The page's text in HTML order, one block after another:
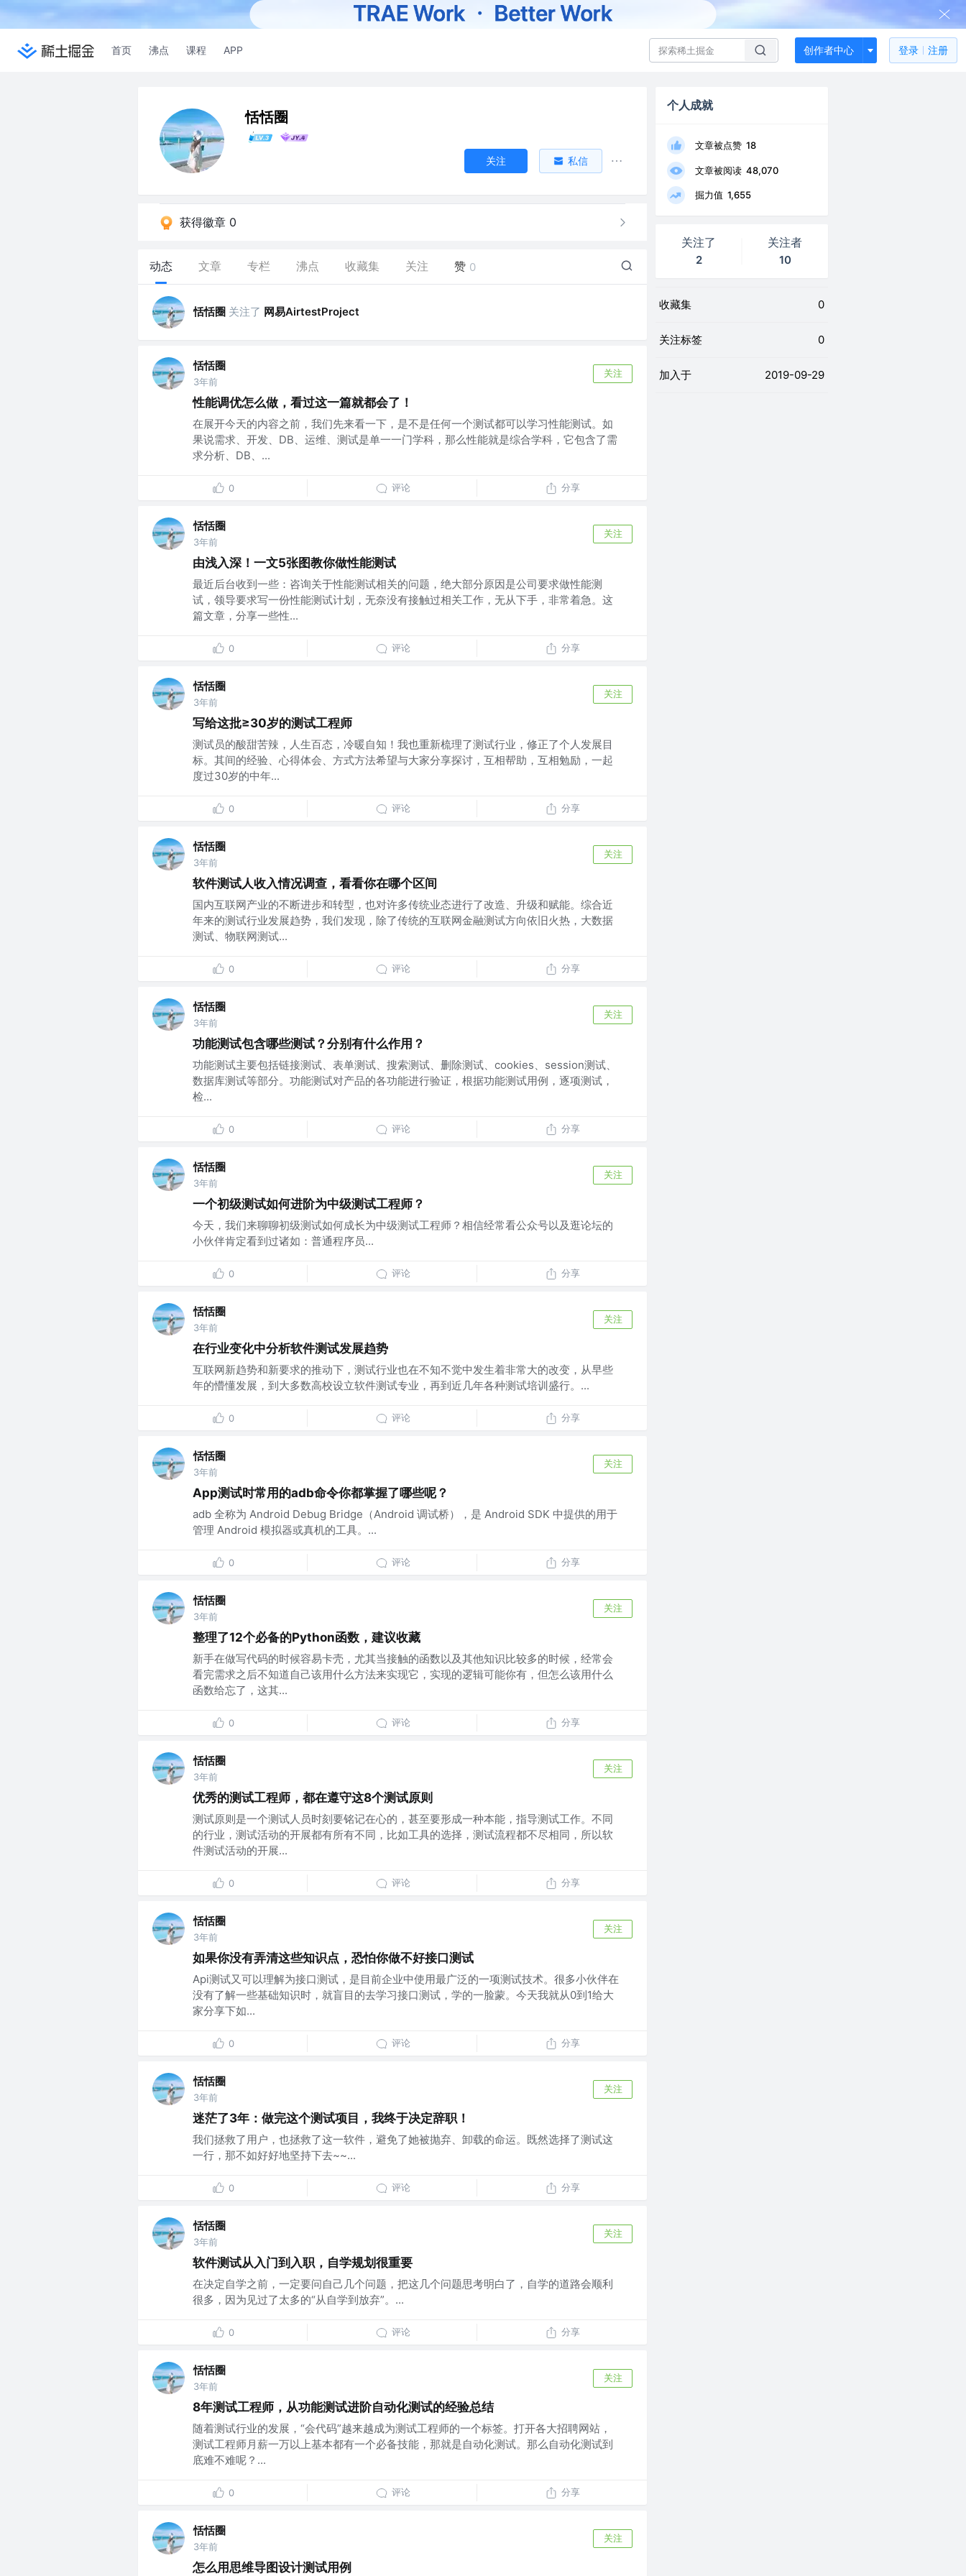
首页 沸点 课程 APP 创作者中心 登录 注册
恬恬圈
关注 私信
获得徽章 0
动态 文章 专栏 沸点 收藏集 关注 赞 0
恬恬圈 关注了 网易AirtestProject
恬恬圈
3年前
关注
性能调优怎么做，看过这一篇就都会了！
在展开今天的内容之前，我们先来看一下，是不是任何一个测试都可以学习性能测试。如
果说需求、开发、DB、运维、测试是单一一门学科，那么性能就是综合学科，它包含了需
求分析、DB、...
0 评论 分享
恬恬圈
3年前
关注
由浅入深！一文5张图教你做性能测试
最近后台收到一些：咨询关于性能测试相关的问题，绝大部分原因是公司要求做性能测
试，领导要求写一份性能测试计划，无奈没有接触过相关工作，无从下手，非常着急。这
篇文章，分享一些性...
0 评论 分享
恬恬圈
3年前
关注
写给这批≥30岁的测试工程师
测试员的酸甜苦辣，人生百态，冷暖自知！我也重新梳理了测试行业，修正了个人发展目
标。其间的经验、心得体会、方式方法希望与大家分享探讨，互相帮助，互相勉励，一起
度过30岁的中年...
0 评论 分享
恬恬圈
3年前
关注
软件测试人收入情况调查，看看你在哪个区间
国内互联网产业的不断进步和转型，也对许多传统业态进行了改造、升级和赋能。综合近
年来的测试行业发展趋势，我们发现，除了传统的互联网金融测试方向依旧火热，大数据
测试、物联网测试...
0 评论 分享
恬恬圈
3年前
关注
功能测试包含哪些测试？分别有什么作用？
功能测试主要包括链接测试、表单测试、搜索测试、删除测试、cookies、session测试、
数据库测试等部分。功能测试对产品的各功能进行验证，根据功能测试用例，逐项测试，
检...
0 评论 分享
恬恬圈
3年前
关注
一个初级测试如何进阶为中级测试工程师？
今天，我们来聊聊初级测试如何成长为中级测试工程师？相信经常看公众号以及逛论坛的
小伙伴肯定看到过诸如：普通程序员...
0 评论 分享
恬恬圈
3年前
关注
在行业变化中分析软件测试发展趋势
互联网新趋势和新要求的推动下，测试行业也在不知不觉中发生着非常大的改变，从早些
年的懵懂发展，到大多数高校设立软件测试专业，再到近几年各种测试培训盛行。...
0 评论 分享
恬恬圈
3年前
关注
App测试时常用的adb命令你都掌握了哪些呢？
adb 全称为 Android Debug Bridge（Android 调试桥），是 Android SDK 中提供的用于
管理 Android 模拟器或真机的工具。...
0 评论 分享
恬恬圈
3年前
关注
整理了12个必备的Python函数，建议收藏
新手在做写代码的时候容易卡壳，尤其当接触的函数以及其他知识比较多的时候，经常会
看完需求之后不知道自己该用什么方法来实现它，实现的逻辑可能你有，但怎么该用什么
函数给忘了，这其...
0 评论 分享
恬恬圈
3年前
关注
优秀的测试工程师，都在遵守这8个测试原则
测试原则是一个测试人员时刻要铭记在心的，甚至要形成一种本能，指导测试工作。不同
的行业，测试活动的开展都有所有不同，比如工具的选择，测试流程都不尽相同，所以软
件测试活动的开展...
0 评论 分享
恬恬圈
3年前
关注
如果你没有弄清这些知识点，恐怕你做不好接口测试
Api测试又可以理解为接口测试，是目前企业中使用最广泛的一项测试技术。很多小伙伴在
没有了解一些基础知识时，就盲目的去学习接口测试，学的一脸蒙。今天我就从0到1给大
家分享下如...
0 评论 分享
恬恬圈
3年前
关注
迷茫了3年：做完这个测试项目，我终于决定辞职！
我们拯救了用户，也拯救了这一软件，避免了她被抛弃、卸载的命运。既然选择了测试这
一行，那不如好好地坚持下去~~...
0 评论 分享
恬恬圈
3年前
关注
软件测试从入门到入职，自学规划很重要
在决定自学之前，一定要问自己几个问题，把这几个问题思考明白了，自学的道路会顺利
很多，因为见过了太多的“从自学到放弃”。...
0 评论 分享
恬恬圈
3年前
关注
8年测试工程师，从功能测试进阶自动化测试的经验总结
随着测试行业的发展，“会代码”越来越成为测试工程师的一个标签。打开各大招聘网站，
测试工程师月薪一万以上基本都有一个必备技能，那就是自动化测试。那么自动化测试到
底难不难呢？...
0 评论 分享
恬恬圈
3年前
关注
怎么用思维导图设计测试用例
个人成就
文章被点赞 18
文章被阅读 48,070
掘力值 1,655
关注了
2
关注者
10
收藏集 0
关注标签 0
加入于 2019-09-29